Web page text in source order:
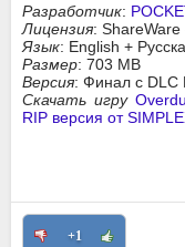
Разработчик:
Лицензия: ShareWare
Язык: English +
Размер: 703 MB
Версия: Финал с DLC
Скачать игру
RIP версия от
+1